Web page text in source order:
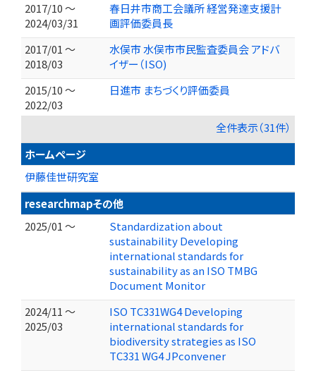
2017/10 ～
2024/03/31
春日井市商工会議所 経営発達支援計
画評価委員長
2017/01 ～
2018/03
水俣市 水俣市市民監査委員会 アドバ
イザー（ISO)
2015/10 ～
2022/03
日進市 まちづくり評価委員
全件表示（31件）
ホームページ
伊藤佳世研究室
researchmapその他
2025/01 ～
Standardization about
sustainability Developing
international standards for
sustainability as an ISO TMBG
Document Monitor
2024/11 ～
2025/03
ISO TC331WG4 Developing
international standards for
biodiversity strategies as ISO
TC331 WG4 JPconvener